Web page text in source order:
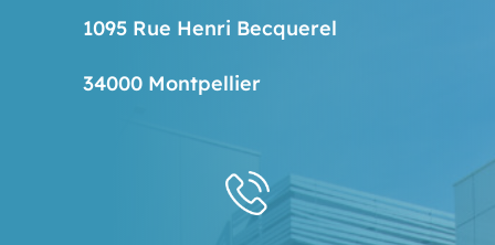
1095 Rue Henri Becquerel
34000 Montpellier